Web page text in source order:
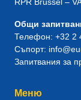
Общи
Телефон: +32 2
Съпорт:
Запитвания за
Меню